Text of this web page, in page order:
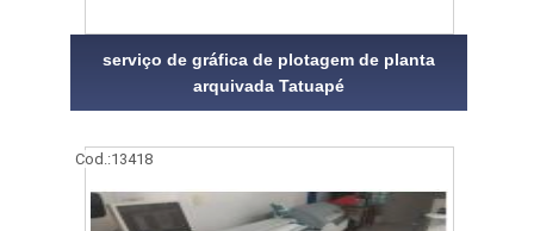
serviço de gráfica de plotagem de planta
arquivada Tatuapé
Cod.:13418